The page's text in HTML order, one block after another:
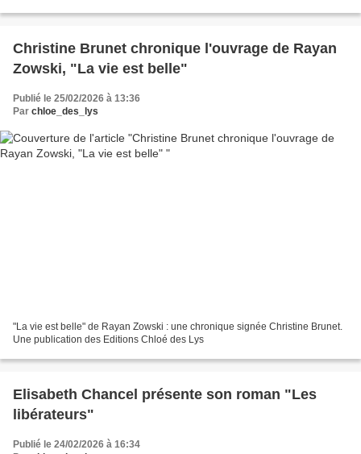
Christine Brunet chronique l'ouvrage de Rayan
Zowski, "La vie est belle"
Publié le 25/02/2026 à 13:36
Par chloe_des_lys
"La vie est belle" de Rayan Zowski : une chronique signée Christine Brunet.
Une publication des Editions Chloé des Lys
Elisabeth Chancel présente son roman "Les
libérateurs"
Publié le 24/02/2026 à 16:34